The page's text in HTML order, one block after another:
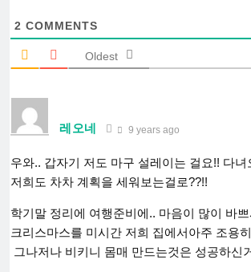
2 COMMENTS
Oldest
레오네 9 years ago
우와.. 갑자기 저도 마구 설레이는 걸요!! 다녀
저희도 차차 계획을 세워보는걸로??!!
학기말 정리에 여행준비에.. 마음이 많이 바
크리스마스를 미시간 저희 집에서아주 조용
그나저나 비키니 몸매 만드는것은 성공하신